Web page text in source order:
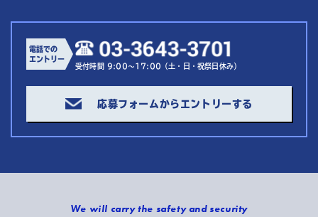
電話での
エントリー
受付時間 9:00～17:00（土・日・祝祭日休み）
応募フォームからエントリーする
We will carry the safety and security